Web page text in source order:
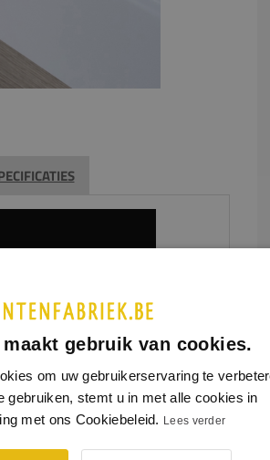
maakt gebruik van cookies.
om uw gebruikerservaring te
gebruiken, stemt u in met alle cookies in
met ons Cookiebeleid. Lees verder